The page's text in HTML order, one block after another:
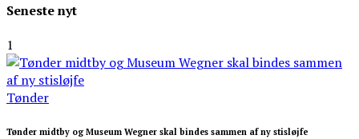
Seneste nyt
1
Tønder
Tønder midtby og Museum Wegner skal bindes sammen af ny stisløjfe